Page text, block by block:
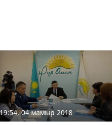
04 мамыр 2018